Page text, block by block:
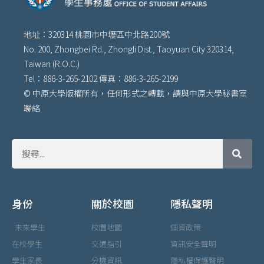
地址：320314 桃園市中壢區中北路200號
No. 200, Zhongbei Rd., Zhongli Dist., Taoyuan City 320314,
Taiwan (R.O.C.)
Tel：886-3-265-2102 傳真：886-3-265-2199
© 中原大學版權所有，任何形式之轉載，請與中原大學秘書室
聯絡
身份
未來學生
在校學生
學生家長
關於校園
校園地圖
交通指引
分機資訊
隱私聲明
個資政策
資訊安全聲明
隱私權保護聲明